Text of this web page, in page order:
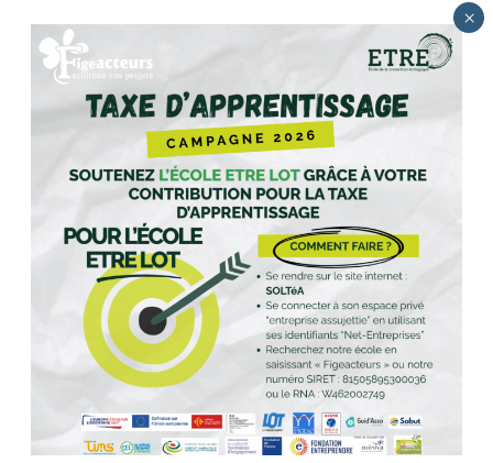
ABONNEZ-VOUS À LA NEWS DES
FIGEACTEURS !
Confidentialité*
J'accepte que mon e-mail soit traité pour
m’envoyer la lettre d'information
conformément à notre politique de
confidentialité.
×